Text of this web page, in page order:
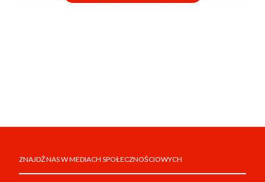
ZNAJDŹ NAS W MEDIACH SPOŁECZNOŚCIOWYCH